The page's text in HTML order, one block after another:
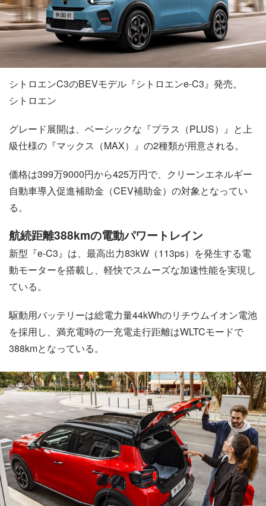
シトロエンC3のBEVモデル『シトロエンe-C3』発売。
シトロエン
グレード展開は、ベーシックな『プラス（PLUS）』と上
級仕様の『マックス（MAX）』の2種類が用意される。
価格は399万9000円から425万円で、クリーンエネルギー
自動車導入促進補助金（CEV補助金）の対象となってい
る。
航続距離388kmの電動パワートレイン
新型『e-C3』は、最高出力83kW（113ps）を発生する電
動モーターを搭載し、軽快でスムーズな加速性能を実現し
ている。
駆動用バッテリーは総電力量44kWhのリチウムイオン電池
を採用し、満充電時の一充電走行距離はWLTCモードで
388kmとなっている。